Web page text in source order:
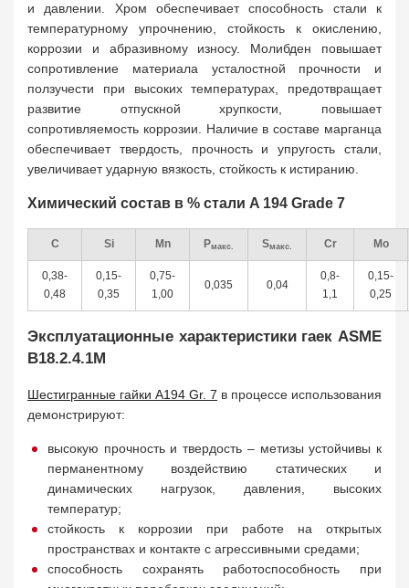
и давлении. Хром обеспечивает способность стали к
температурному упрочнению, стойкость к окислению,
коррозии и абразивному износу. Молибден повышает
сопротивление материала усталостной прочности и
ползучести при высоких температурах, предотвращает
развитие отпускной хрупкости, повышает
сопротивляемость коррозии. Наличие в составе марганца
обеспечивает твердость, прочность и упругость стали,
увеличивает ударную вязкость, стойкость к истиранию.
Химический состав в % стали A 194 Grade 7
C Si Mn Pмакс. Sмакс. Cr Mo
0,38-
0,48
0,15-
0,35
0,75-
1,00
0,035 0,04
0,8-
1,1
0,15-
0,25
Эксплуатационные характеристики гаек ASME
B18.2.4.1M
Шестигранные гайки A194 Gr. 7 в процессе использования
демонстрируют:
высокую прочность и твердость – метизы устойчивы к
перманентному воздействию статических и
динамических нагрузок, давления, высоких
температур;
стойкость к коррозии при работе на открытых
пространствах и контакте с агрессивными средами;
способность сохранять работоспособность при